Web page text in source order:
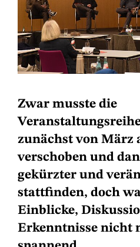
Zwar musste die
zunächst von März
verschoben und
gekürzter und
stattfinden, doch
Einblicke,
Erkenntnisse nicht